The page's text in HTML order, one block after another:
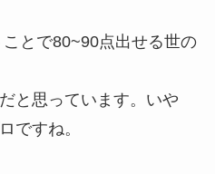
とで80~90点出せる世の
と思っています。いや
ですね。